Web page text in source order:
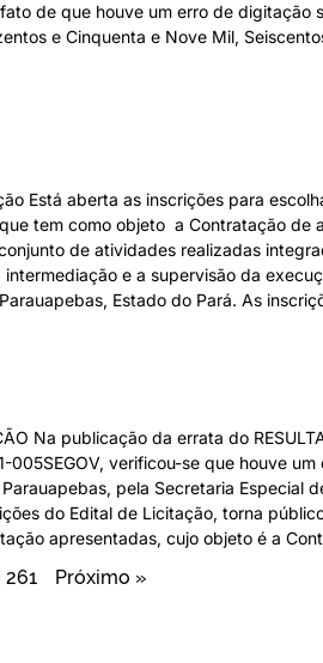
de que houve um erro de digitação
e Cinquenta e Nove Mil,
Está aberta as inscrições para
que tem como objeto a Contratação
de atividades realizadas
e a supervisão da
Estado do Pará. As
Na publicação da errata do
005SEGOV, verificou-se que houve
pela Secretaria Especial
do Edital de Licitação, torna
apresentadas, cujo objeto é a
261 Próximo »